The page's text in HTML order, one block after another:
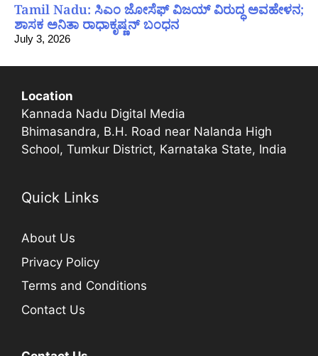
Tamil Nadu: ಸಿಎಂ ಜೋಸೆಫ್ ವಿಜಯ್ ವಿರುದ್ಧ ಅವಹೇಳನ;
ಶಾಸಕ ಅನಿತಾ ರಾಧಾಕೃಷ್ಣನ್ ಬಂಧನ
July 3, 2026
Location
Kannada Nadu Digital Media
Bhimasandra, B.H. Road near Nalanda High
School, Tumkur District, Karnataka State, India
Quick Links
About Us
Privacy Policy
Terms and Conditions
Contact Us